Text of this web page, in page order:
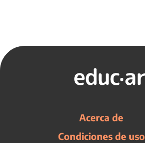
Acerca de
Condiciones de uso